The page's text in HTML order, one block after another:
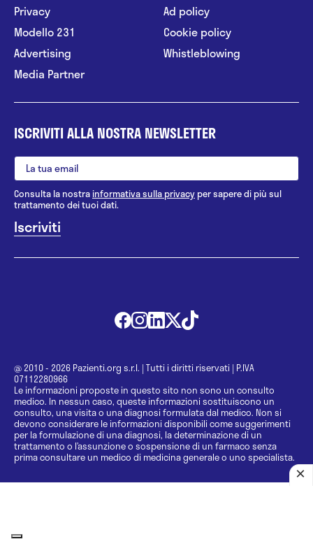
Privacy
Modello 231
Advertising
Media Partner
Ad policy
Cookie policy
Whistleblowing
ISCRIVITI ALLA NOSTRA NEWSLETTER
Consulta la nostrainformativa sulla privacy per sapere di più sul
trattamento dei tuoi dati.
@ 2010 - 2026 Pazienti.org s.r.l. | Tutti i diritti riservati | P.IVA
07112280966
Le informazioni proposte in questo sito non sono un consulto
medico. In nessun caso, queste informazioni sostituiscono un
consulto, una visita o una diagnosi formulata dal medico. Non si
devono considerare le informazioni disponibili come suggerimenti
per la formulazione di una diagnosi, la determinazione di un
trattamento o l’assunzione o sospensione di un farmaco senza
prima consultare un medico di medicina generale o uno specialista.